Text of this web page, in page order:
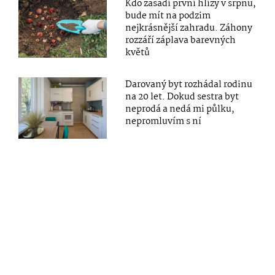
Kdo zasadí první hlízy v srpnu,
bude mít na podzim
nejkrásnější zahradu. Záhony
rozzáří záplava barevných
květů
Darovaný byt rozhádal rodinu
na 20 let. Dokud sestra byt
neprodá a nedá mi půlku,
nepromluvím s ní